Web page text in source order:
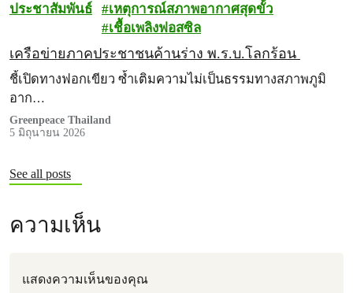
ประชาสัมพันธ์
เหตุการณ์สภาพอากาศสุดขั้ว
เชื้อเพลิงฟอสซิล
เครือข่ายภาคประชาชนค้านร่าง พ.ร.บ.โลกร้อน
ชี้เปิดทางฟอกเขียว ซ้ำเติมความไม่เป็นธรรมทางสภาพภูมิ
อาก…
Greenpeace Thailand
5 มิถุนายน 2026
See all posts
ความเห็น
แสดงความเห็นของคุณ